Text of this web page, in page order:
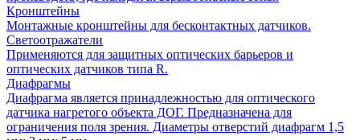
Кронштейны
Монтажные кронштейны для бесконтактных датчиков.
Светоотражатели
Применяются для защитных оптических барьеров и
оптических датчиков типа R.
Диафрагмы
Диафрагма является принадлежностью для оптического
датчика нагретого объекта ДОГ. Предназначена для
ограничения поля зрения. Диаметры отверстий диафрагм 1,5